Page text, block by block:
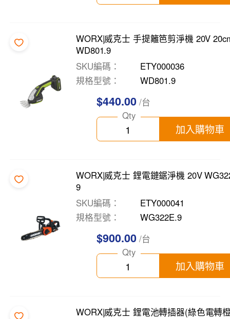
WORX|威克士 手提籬笆剪淨機 20V
WD801.9
SKU編碼
ETY000036
規格型號
WD801.9
$440.00 /台
Qty
加入購物車
WORX|威克士 鋰電鏈鋸淨機 20V
9
SKU編碼
ETY000041
規格型號
WG322E.9
$900.00 /台
Qty
加入購物車
WORX|威克士 鋰電池轉插器(綠色電轉